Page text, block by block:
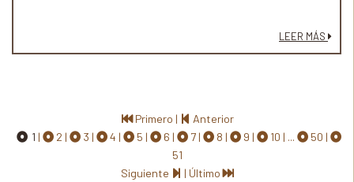
LEER MÁS
Primero |
Anterior
1
2 3 4 5 6 7 8 9 10 ...
50
51
Siguiente
| Último